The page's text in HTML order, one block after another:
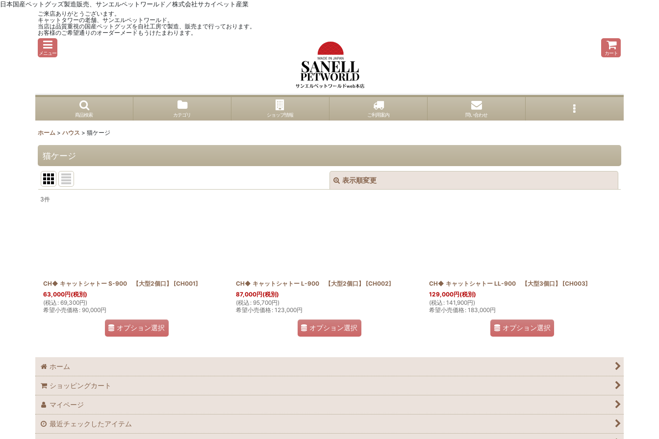
日本国産ペットグッズ製造販売、サンエルペットワールド／株式会社サカイペット産業
ご来店ありがとうございます。
キャットタワーの老舗、サンエルペットワールド。
当店は品質重視の国産ペットグッズを自社工房で製造、販売まで行っております。
お客様のご希望通りのオーダーメードもうけたまわります。
メニュー カート
商品検索 カテゴリ ショップ情報 ご利用案内 問い合わせ
ホーム > ハウス > 猫ケージ
猫ケージ
表示順変更
3件
CH◆ キャットシャトー S-900 【大型2個口】 [CH001]
63,000円(税別)
(税込 : 69,300円)
希望小売価格: 90,000円
オプション選択
CH◆ キャットシャトー L-900 【大型2個口】 [CH002]
87,000円(税別)
(税込 : 95,700円)
希望小売価格: 123,000円
オプション選択
CH◆ キャットシャトー LL-900 【大型3個口】 [CH003]
129,000円(税別)
(税込 : 141,900円)
希望小売価格: 183,000円
オプション選択
ホーム
ショッピングカート
マイページ
最近チェックしたアイテム